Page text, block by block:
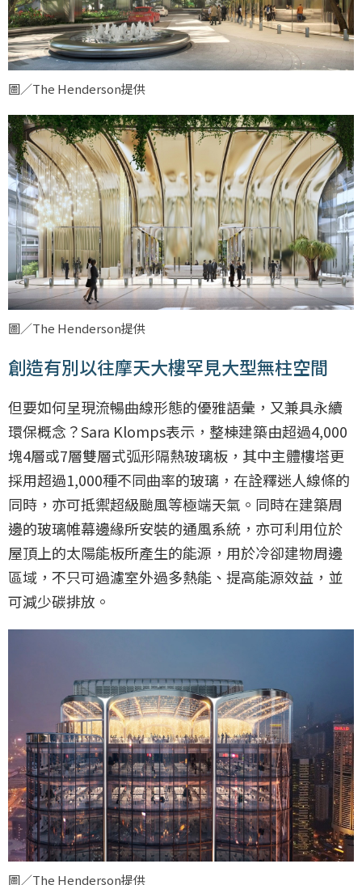
圖／The Henderson提供
圖／The Henderson提供
創造有別以往摩天大樓罕見大型無柱空間
但要如何呈現流暢曲線形態的優雅語彙，又兼具永續
環保概念？Sara Klomps表示，整棟建築由超過4,000
塊4層或7層雙層式弧形隔熱玻璃板，其中主體樓塔更
採用超過1,000種不同曲率的玻璃，在詮釋迷人線條的
同時，亦可抵禦超級颱風等極端天氣。同時在建築周
邊的玻璃帷幕邊緣所安裝的通風系統，亦可利用位於
屋頂上的太陽能板所產生的能源，用於冷卻建物周邊
區域，不只可過濾室外過多熱能、提高能源效益，並
可減少碳排放。
圖／The Henderson提供